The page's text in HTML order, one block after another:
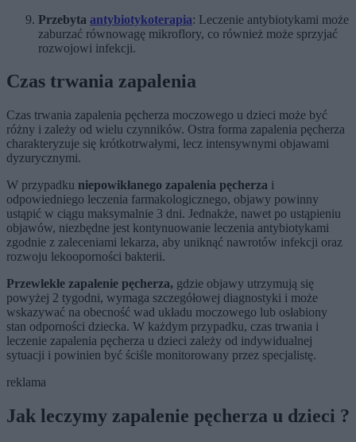
Przebyta antybiotykoterapia: Leczenie antybiotykami może
zaburzać równowagę mikroflory, co również może sprzyjać
rozwojowi infekcji.
Czas trwania zapalenia
Czas trwania zapalenia pęcherza moczowego u dzieci może być
różny i zależy od wielu czynników. Ostra forma zapalenia pęcherza
charakteryzuje się krótkotrwałymi, lecz intensywnymi objawami
dyzurycznymi.
W przypadku niepowikłanego zapalenia pęcherza i
odpowiedniego leczenia farmakologicznego, objawy powinny
ustąpić w ciągu maksymalnie 3 dni. Jednakże, nawet po ustąpieniu
objawów, niezbędne jest kontynuowanie leczenia antybiotykami
zgodnie z zaleceniami lekarza, aby uniknąć nawrotów infekcji oraz
rozwoju lekooporności bakterii.
Przewlekłe zapalenie pęcherza, gdzie objawy utrzymują się
powyżej 2 tygodni, wymaga szczegółowej diagnostyki i może
wskazywać na obecność wad układu moczowego lub osłabiony
stan odporności dziecka. W każdym przypadku, czas trwania i
leczenie zapalenia pęcherza u dzieci zależy od indywidualnej
sytuacji i powinien być ściśle monitorowany przez specjalistę.
reklama
Jak leczymy zapalenie pęcherza u dzieci ?